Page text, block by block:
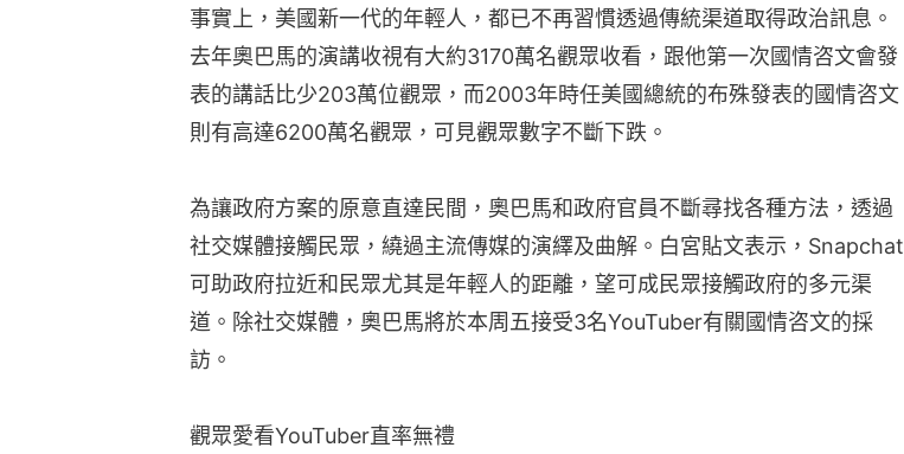
事實上，美國新一代的年輕人，都已不再習慣透過傳統渠道取得政治訊息。
去年奧巴馬的演講收視有大約3170萬名觀眾收看，跟他第一次國情咨文會發
表的講話比少203萬位觀眾，而2003年時任美國總統的布殊發表的國情咨文
則有高達6200萬名觀眾，可見觀眾數字不斷下跌。
為讓政府方案的原意直達民間，奧巴馬和政府官員不斷尋找各種方法，透過
社交媒體接觸民眾，繞過主流傳媒的演繹及曲解。白宮貼文表示，Snapchat
可助政府拉近和民眾尤其是年輕人的距離，望可成民眾接觸政府的多元渠
道。除社交媒體，奧巴馬將於本周五接受3名YouTuber有關國情咨文的採
訪。
觀眾愛看YouTuber直率無禮